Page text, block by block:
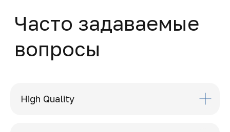
High Quality